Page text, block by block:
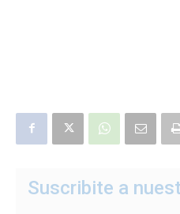
Suscribite a